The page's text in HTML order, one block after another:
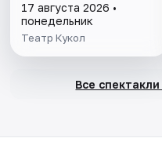
17 августа 2026 •
понедельник
Театр Кукол
Все